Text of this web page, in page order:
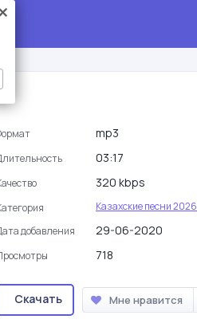
mp3
03:17
320 kbps
Казахские песни 2026
добавления
29-06-2020
718
Скачать Мне нравится